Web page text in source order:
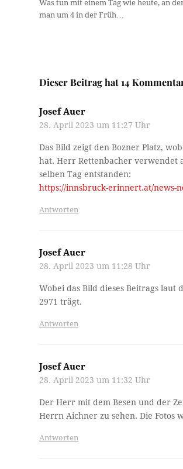
Was tun mit einem Tag wie heute, an
man um 4 in der Früh…
Dieser Beitrag hat 14
Josef Auer
28. April 2023 um 11:27 Uhr
Das Bild zeigt den Bozner Platz,
hat. Herr Rettenbacher verwendet
selben Tag entstanden:
https://innsbruck-erinnert.at/news-
Antworten
Josef Auer
28. April 2023 um 11:28 Uhr
Wobei das Bild dieses Beitrags laut
2971 trägt.
Antworten
Josef Auer
28. April 2023 um 11:32 Uhr
Der Herr mit dem Besen und der
Herrn Aichner zu sehen. Die
Antworten